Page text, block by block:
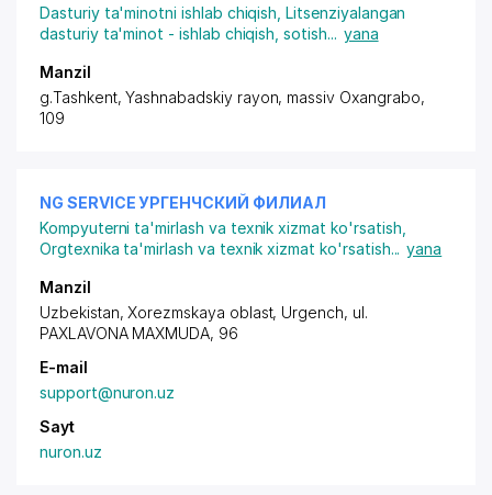
Dasturiy ta'minotni ishlab chiqish ,Litsenziyalangan
dasturiy ta'minot - ishlab chiqish, sotish... yana
Manzil
g.Tashkent,Yashnabadskiy rayon, massiv Oxangrabo,
109
NG SERVICE УРГЕНЧСКИЙ ФИЛИАЛ
Kompyuterni ta'mirlash va texnik xizmat ko'rsatish
Orgtexnika ta'mirlash va texnik xizmat ko'rsatish... yana
Manzil
Uzbekistan, Xorezmskaya oblast, Urgench, ul.
PAXLAVONA MAXMUDA, 96
E-mail
support@nuron.uz
Sayt
nuron.uz